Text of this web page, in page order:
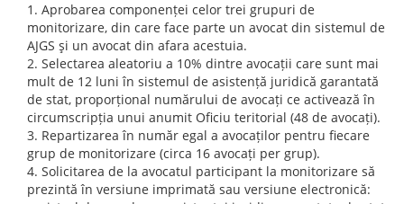
Aprobarea componenței celor trei grupuri de
monitorizare, din care face parte un avocat din sistemul de
AJGS şi un avocat din afara acestuia.
Selectarea aleatoriu a 10% dintre avocații care sunt mai
mult de 12 luni în sistemul de asistență juridică garantată
de stat, proporțional numărului de avocați ce activează în
circumscripția unui anumit Oficiu teritorial (48 de avocați).
Repartizarea în număr egal a avocaților pentru fiecare
grup de monitorizare (circa 16 avocați per grup).
Solicitarea de la avocatul participant la monitorizare să
prezintă în versiune imprimată sau versiune electronică: